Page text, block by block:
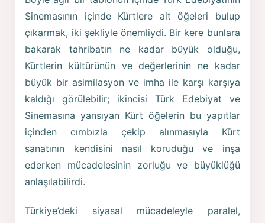
Sinemasının içinde Kürtlere ait öğeleri bulup
çıkarmak, iki şekliyle önemliydi. Bir kere bunlara
bakarak tahribatın ne kadar büyük olduğu,
Kürtlerin kültürünün ve değerlerinin ne kadar
büyük bir asimilasyon ve imha ile karşı karşıya
kaldığı görülebilir; ikincisi Türk Edebiyat ve
Sinemasına yansıyan Kürt öğelerin bu yapıtlar
içinden cımbızla çekip alınmasıyla Kürt
sanatının kendisini nasıl koruduğu ve inşa
ederken mücadelesinin zorluğu ve büyüklüğü
anlaşılabilirdi.
Türkiye’deki siyasal mücadeleyle paralel,